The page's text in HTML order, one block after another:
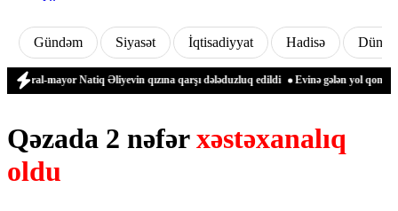
Gündəm Siyasət İqtisadiyyat Hadisə Dünya
mayor Natiq Əliyevin qızına qarşı dələduzluq edildi Evinə gələn yol qonşusu
Qəzada 2 nəfərxəstəxanalıq
oldu